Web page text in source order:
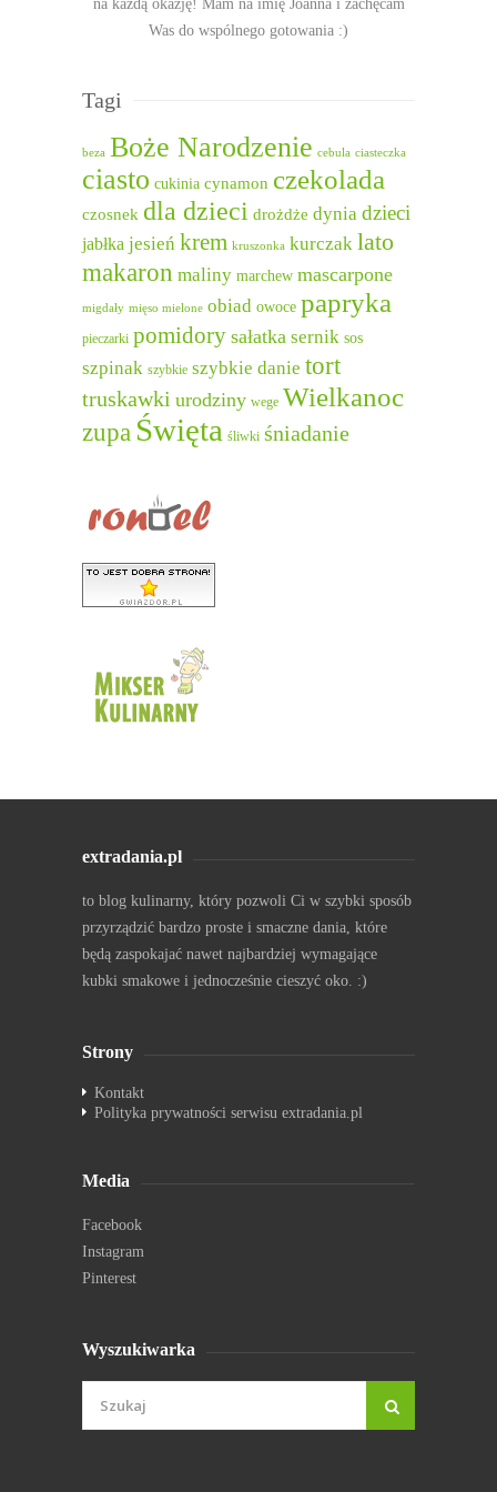
na każdą okazję! Mam na imię Joanna i zachęcam
Was do wspólnego gotowania :)
Tagi
beza Boże Narodzenie cebula ciasteczka
ciasto cukinia cynamon czekolada
czosnek dla dzieci drożdże dynia dzieci
jabłka jesień krem kruszonka kurczak lato
makaron maliny marchew mascarpone
migdały mięso mielone obiad owoce papryka
pieczarki pomidory sałatka sernik sos
szpinak szybkie szybkie danie tort
truskawki urodziny wege Wielkanoc
zupa Święta śliwki śniadanie
extradania.pl
to blog kulinarny, który pozwoli Ci w szybki sposób
przyrządzić bardzo proste i smaczne dania, które
będą zaspokajać nawet najbardziej wymagające
kubki smakowe i jednocześnie cieszyć oko. :)
Strony
Kontakt
Polityka prywatności serwisu extradania.pl
Media
Facebook
Instagram
Pinterest
Wyszukiwarka